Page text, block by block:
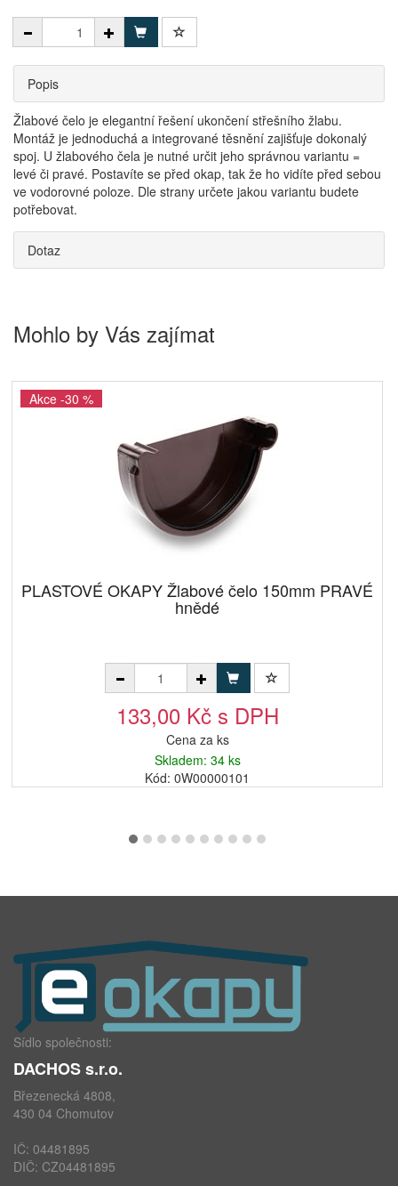
Popis
Žlabové čelo je elegantní řešení ukončení střešního žlabu.
Montáž je jednoduchá a integrované těsnění zajišťuje dokonalý
spoj. U žlabového čela je nutné určit jeho správnou variantu =
levé či pravé. Postavíte se před okap, tak že ho vidíte před sebou
ve vodorovné poloze. Dle strany určete jakou variantu budete
potřebovat.
Dotaz
Mohlo by Vás zajímat
Akce -30 %
PLASTOVÉ OKAPY Žlabové čelo 150mm PRAVÉ
hnědé
133,00 Kč s DPH
Cena za ks
Skladem: 34 ks
Kód: 0W00000101
Sídlo společnosti:
DACHOS s.r.o.
Březenecká 4808,
430 04 Chomutov
IČ: 04481895
DIČ: CZ04481895